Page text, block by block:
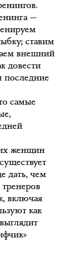
—
ставим
внешний
довести
последние
самые
женщин
дать, чем
включая
как